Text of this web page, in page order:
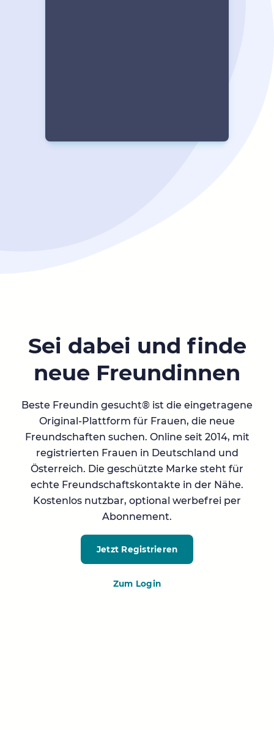
Sei dabei und finde
neue Freundinnen
Beste Freundin gesucht® ist die eingetragene
Original-Plattform für Frauen, die neue
Freundschaften suchen. Online seit 2014, mit
registrierten Frauen in Deutschland und
Österreich. Die geschützte Marke steht für
echte Freundschaftskontakte in der Nähe.
Kostenlos nutzbar, optional werbefrei per
Abonnement.
Jetzt Registrieren
Zum Login